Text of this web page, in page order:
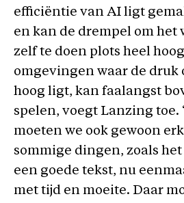
efficiëntie van AI ligt
en kan de drempel om het
zelf te doen plots heel
omgevingen waar de druk
hoog ligt, kan faalangst
spelen, voegt Lanzing toe.
moeten we ook gewoon
sommige dingen, zoals
een goede tekst, nu
met tijd en moeite. Daar